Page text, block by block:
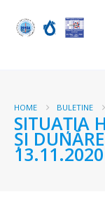
HOME BULETINE
SITUAŢIA
ŞI